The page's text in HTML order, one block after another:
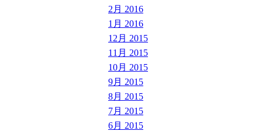
2月 2016
1月 2016
12月 2015
11月 2015
10月 2015
9月 2015
8月 2015
7月 2015
6月 2015